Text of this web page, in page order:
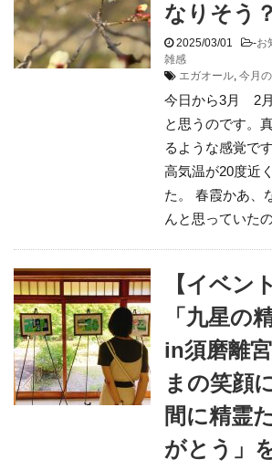
なりそう？
2025/03/01 -お
雑感
エガオール, 今月
今日から3月 2
と思うのです。
るような感覚で
高気温が20度近
た。 春霞かあ、
んと思っていた
【イベン
「九星の
in須磨離
まの笑顔
間に精霊
がとう」を